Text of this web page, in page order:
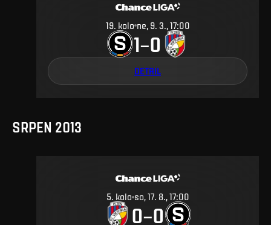
19. kolo ne, 9. 3., 17:00
1–0
DETAIL
SRPEN 2013
5. kolo so, 17. 8., 17:00
0–0